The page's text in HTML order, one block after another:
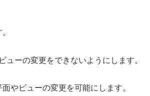
ーの変更をできないようにします。
やビューの変更を可能にします。